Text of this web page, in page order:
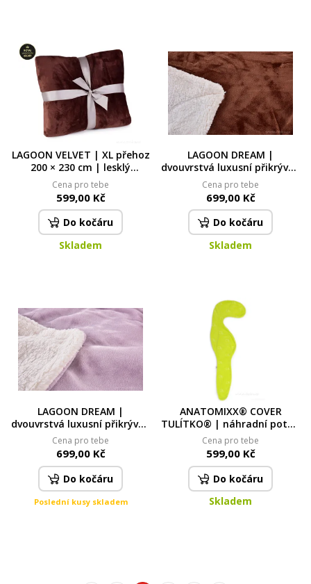
LAGOON VELVET | XL přehoz
200 × 230 cm | lesklý
sametový efekt & měkké
mikrovlákno | čokoládový
Cena pro tebe
599,00 Kč
Do kočáru
Skladem
LAGOON DREAM |
dvouvrstvá luxusní přikrývka
150 × 200 cm | LAGOON
VELVET & hebká imitace
beránka | hnědá
Cena pro tebe
699,00 Kč
Do kočáru
Skladem
LAGOON DREAM |
dvouvrstvá luxusní přikrývka
150 × 200 cm | LAGOON
VELVET & hebká imitace
beránka | světle fialová
Cena pro tebe
699,00 Kč
Do kočáru
Poslední kusy skladem
ANATOMIXX® COVER
TULÍTKO® | náhradní potah
pro terapeutický polštář
Cena pro tebe
599,00 Kč
Do kočáru
Skladem